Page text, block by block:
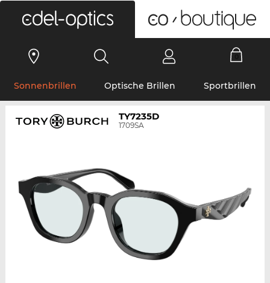
Sonnenbrillen Optische Brillen Sportbrillen
TY7235D
1709SA